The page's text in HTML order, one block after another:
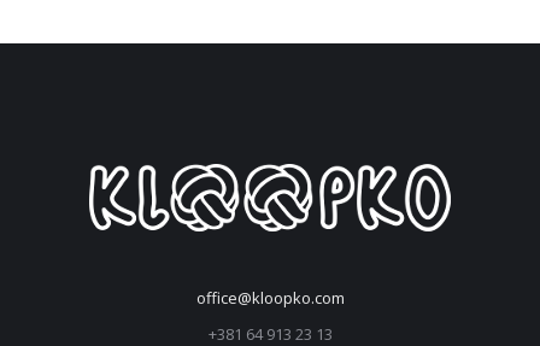
office@kloopko.com
+381 64 913 23 13